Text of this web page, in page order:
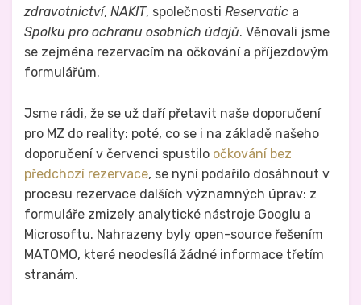
zdravotnictví, NAKIT, společnosti Reservatic a
Spolku pro ochranu osobních údajů. Věnovali jsme
se zejména rezervacím na očkování a příjezdovým
formulářům.
Jsme rádi, že se už daří přetavit naše doporučení
pro MZ do reality: poté, co se i na základě našeho
doporučení v červenci spustilo očkování bez
předchozí rezervace, se nyní podařilo dosáhnout v
procesu rezervace dalších významných úprav: z
formuláře zmizely analytické nástroje Googlu a
Microsoftu. Nahrazeny byly open-source řešením
MATOMO, které neodesílá žádné informace třetím
stranám.